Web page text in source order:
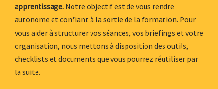
apprentissage. Notre objectif est de vous rendre
autonome et confiant à la sortie de la formation. Pour
vous aider à structurer vos séances, vos briefings et votre
organisation, nous mettons à disposition des outils,
checklists et documents que vous pourrez réutiliser par
la suite.